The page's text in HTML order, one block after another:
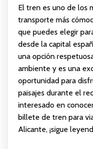
El tren es uno de los
transporte más
que puedes elegir
desde la capital
una opción
ambiente y es una
oportunidad para
paisajes durante el
interesado en
billete de tren para
Alicante, ¡sigue